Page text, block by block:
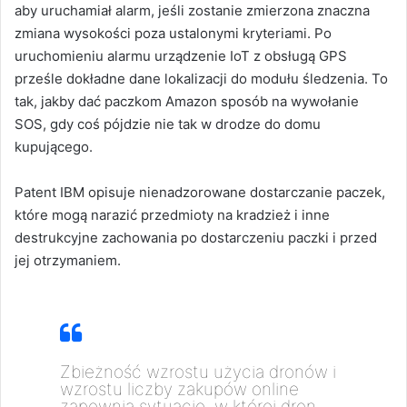
aby uruchamiał alarm, jeśli zostanie zmierzona znaczna
zmiana wysokości poza ustalonymi kryteriami. Po
uruchomieniu alarmu urządzenie IoT z obsługą GPS
prześle dokładne dane lokalizacji do modułu śledzenia. To
tak, jakby dać paczkom Amazon sposób na wywołanie
SOS, gdy coś pójdzie nie tak w drodze do domu
kupującego.
Patent IBM opisuje nienadzorowane dostarczanie paczek,
które mogą narazić przedmioty na kradzież i inne
destrukcyjne zachowania po dostarczeniu paczki i przed
jej otrzymaniem.
Zbieżność wzrostu użycia dronów i
wzrostu liczby zakupów online